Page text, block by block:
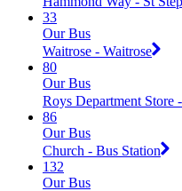
33
Our Bus
Waitrose - Waitrose
80
Our Bus
Roys Department Store
86
Our Bus
Church - Bus Station
132
Our Bus